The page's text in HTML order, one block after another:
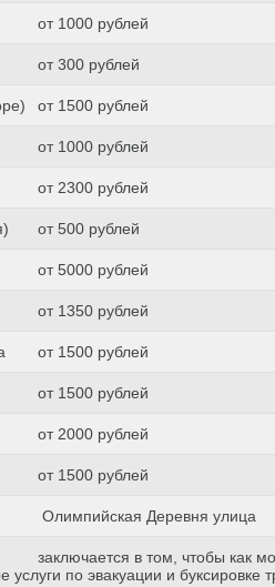
от 1000 рублей
от 300 рублей
от 1500 рублей
от 1000 рублей
от 2300 рублей
от 500 рублей
от 5000 рублей
от 1350 рублей
от 1500 рублей
от 1500 рублей
от 2000 рублей
от 1500 рублей
Олимпийская Деревня улица
заключается в том, чтобы как
по эвакуации и буксировке